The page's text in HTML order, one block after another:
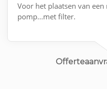
Voor het plaatsen van
pomp...met filter.